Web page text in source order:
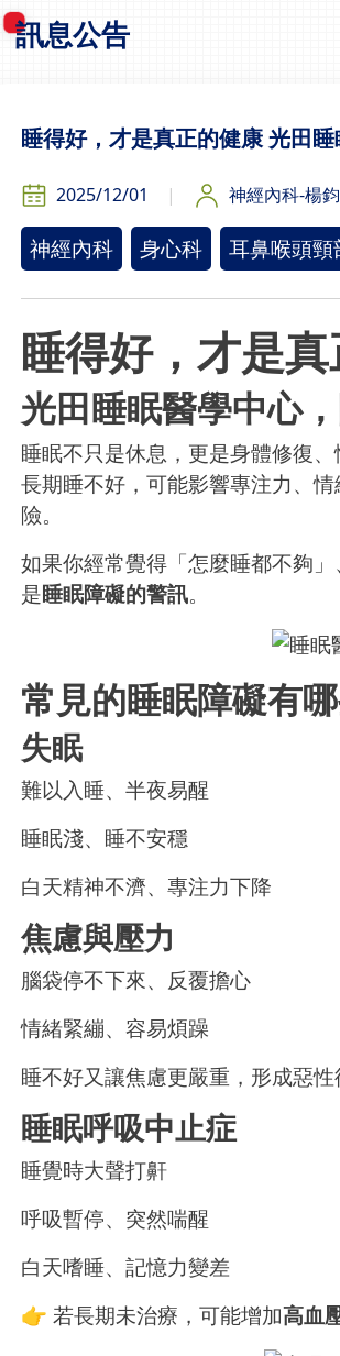
訊息公告
睡得好，才是真正的健康 光田
2025/12/01 神經內科-楊
神經內科 身心科 耳鼻喉頭頸
睡得好，才是
光田睡眠醫學中心
睡眠不只是休息，更是身體修復
長期睡不好，可能影響專注力、
險。
如果你經常覺得「怎麼睡都不夠
是睡眠障礙的警訊。
常見的睡眠障礙有
失眠
難以入睡、半夜易醒
睡眠淺、睡不安穩
白天精神不濟、專注力下降
焦慮與壓力
腦袋停不下來、反覆擔心
情緒緊繃、容易煩躁
睡不好又讓焦慮更嚴重，形成惡性
睡眠呼吸中止症
睡覺時大聲打鼾
呼吸暫停、突然喘醒
白天嗜睡、記憶力變差
👉 若長期未治療，可能增加高血